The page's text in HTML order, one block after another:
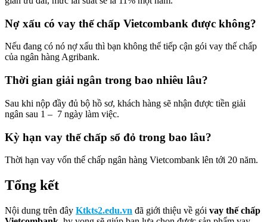
Nợ xấu có vay thế chấp Vietcombank được không?
Nếu đang có nó nợ xấu thì bạn không thể tiếp cận gói vay thế chấp
của ngân hàng Agribank.
Thời gian giải ngân trong bao nhiêu lâu?
Sau khi nộp đầy đủ bộ hồ sơ, khách hàng sẽ nhận được tiền giải
ngân sau 1 – 7 ngày làm việc.
Kỳ hạn vay thế chấp sổ đỏ trong bao lâu?
Thời hạn vay vốn thế chấp ngân hàng Vietcombank lên tới 20 năm.
Tổng kết
Nội dung trên đây Ktkts2.edu.vn đã giới thiệu về gói vay thế chấp